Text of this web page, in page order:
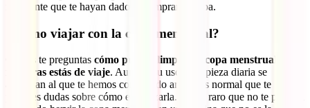
recipiente que te hayan dado al comprar la copa.
¿Cómo viajar con la copa menstrual?
Quizás te preguntas cómo puedes limpiar la copa menstrual
mientras estás de viaje. Aunque su uso y limpieza diaria se
asemejan al que te hemos comentado arriba, es normal que te
plantees dudas sobre cómo esterilizarla. No es raro que no te parezca